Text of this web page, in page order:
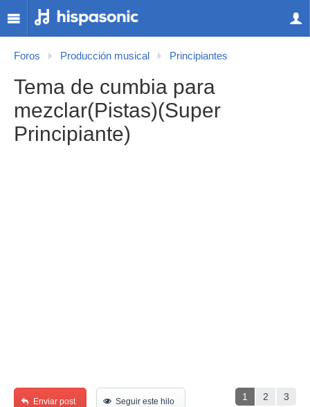
Foros Producción musical Principiantes
Tema de cumbia para
mezclar(Pistas)(Super
Principiante)
1 2 3
Enviar post Seguir este hilo